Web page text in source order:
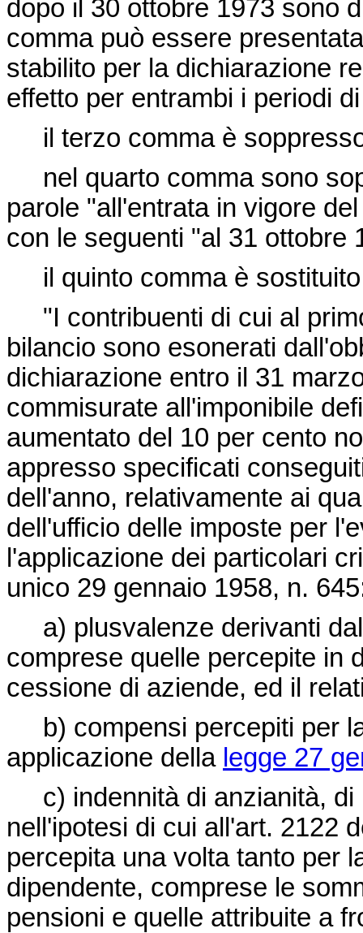
dopo il 30 ottobre 1973 sono
comma può essere
stabilito per la dichiarazione
effetto per entrambi i periodi
il terzo comma è
nel quarto comma sono
parole "all'entrata in vigore
con le seguenti "al 31 ottobre
il quinto comma è sostituito
"I contribuenti di cui al
bilancio sono esonerati
dichiarazione entro il 31
commisurate all'imponibile
aumentato del 10 per cento
appresso specificati
dell'anno, relativamente ai
dell'ufficio delle imposte per
l'applicazione dei particolari
unico 29 gennaio 1958, n.
a) plusvalenze derivanti
comprese quelle percepite in
cessione di aziende, ed il
b) compensi percepiti per
applicazione della legge 27
c) indennità di anzianità, di
nell'ipotesi di cui all'art. 2122
percepita una volta tanto per
dipendente, comprese le
pensioni e quelle attribuite a